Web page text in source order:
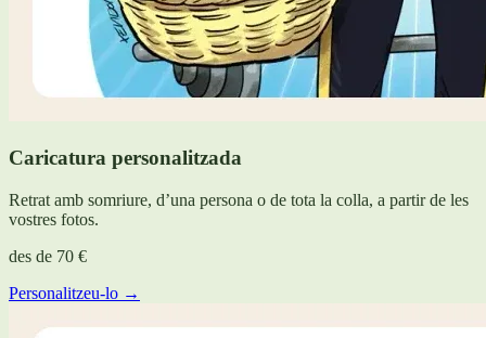
Caricatura personalitzada
Retrat amb somriure, d’una persona o de tota la colla, a partir de les
vostres fotos.
des de 70 €
Personalitzeu-lo →